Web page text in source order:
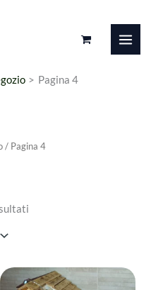
Pagina 4
/ Pagina 4